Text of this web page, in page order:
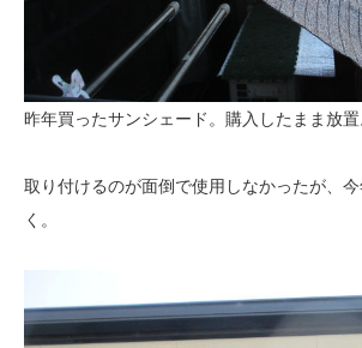
昨年買ったサンシェード。購入したまま放置
取り付けるのが面倒で使用しなかったが、
く。